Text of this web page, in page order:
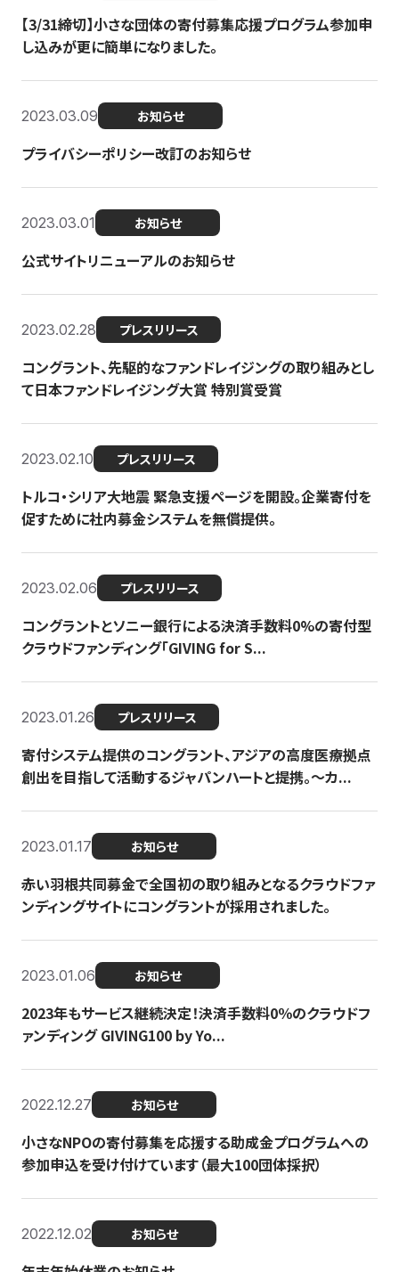
【3/31締切】小さな団体の寄付募集応援プログラム参加申
し込みが更に簡単になりました。
2023.03.09 お知らせ
プライバシーポリシー改訂のお知らせ
2023.03.01 お知らせ
公式サイトリニューアルのお知らせ
2023.02.28 プレスリリース
コングラント、先駆的なファンドレイジングの取り組みとし
て日本ファンドレイジング大賞 特別賞受賞
2023.02.10 プレスリリース
トルコ・シリア大地震 緊急支援ページを開設。企業寄付を
促すために社内募金システムを無償提供。
2023.02.06 プレスリリース
コングラントとソニー銀行による決済手数料0%の寄付型
クラウドファンディング「GIVING for S...
2023.01.26 プレスリリース
寄付システム提供のコングラント、アジアの高度医療拠点
創出を目指して活動するジャパンハートと提携。〜カ...
2023.01.17 お知らせ
赤い羽根共同募金で全国初の取り組みとなるクラウドファ
ンディングサイトにコングラントが採用されました。
2023.01.06 お知らせ
2023年もサービス継続決定！決済手数料0％のクラウドフ
ァンディング GIVING100 by Yo...
2022.12.27 お知らせ
小さなNPOの寄付募集を応援する助成金プログラムへの
参加申込を受け付けています（最大100団体採択）
2022.12.02 お知らせ